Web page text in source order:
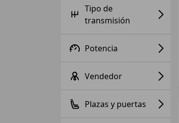
Tipo de
transmisión
Potencia
Vendedor
Plazas y puertas